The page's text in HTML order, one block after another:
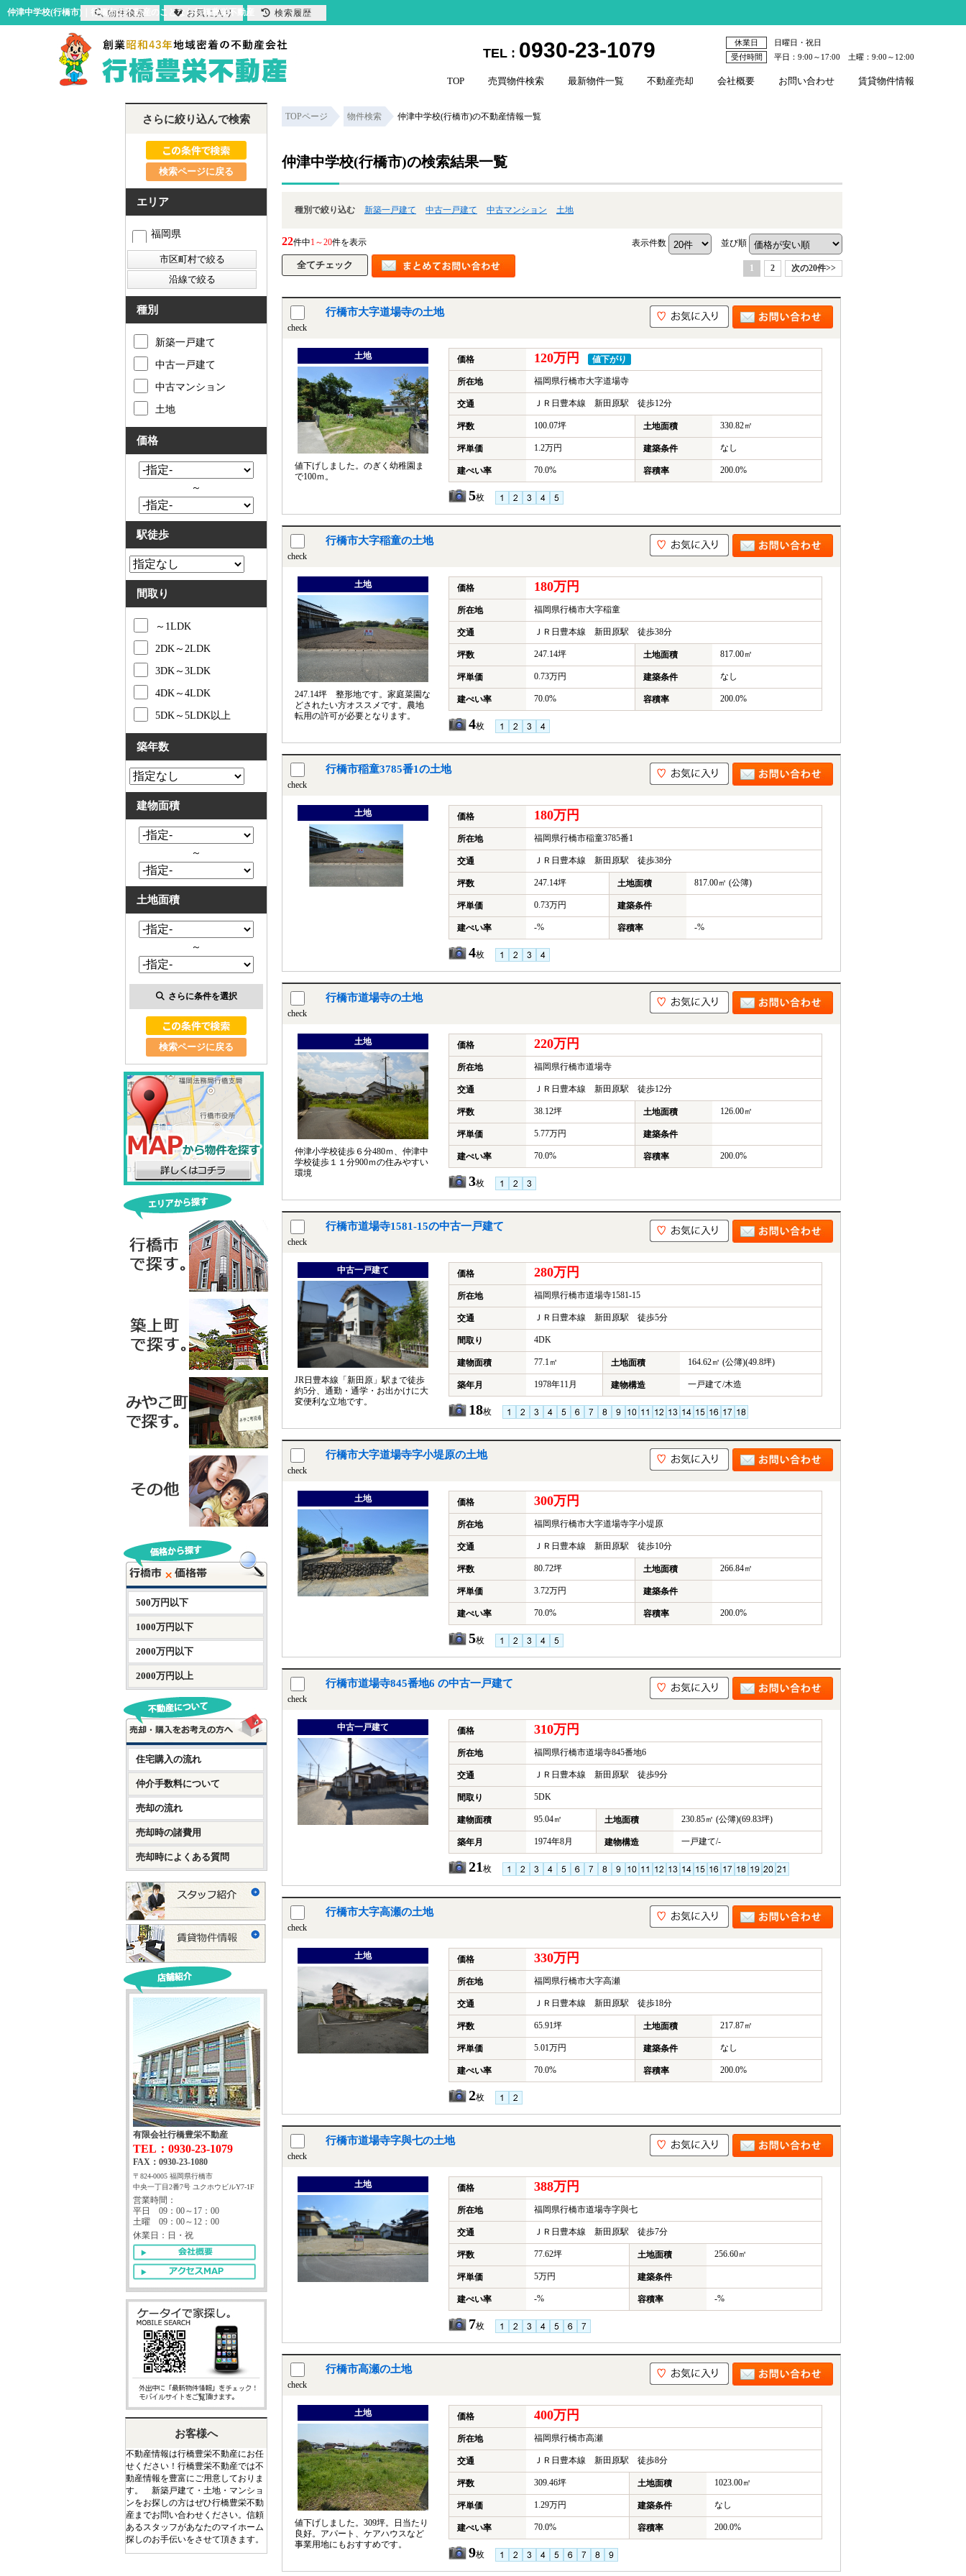
仲津中学校(行橋市)｜行橋市の不動産のことなら行橋豊栄不動産
TEL : 0930-23-1079 休業日
日曜日・祝日
受付時間
平日：9:00～17:00 土曜：9:00～12:00
TOP 売買物件検索 最新物件一覧 不動産売却 会社概要 お問い合わせ 賃貸物件情報
TOPページ 物件検索 仲津中学校(行橋市)の不動産情報一覧
仲津中学校(行橋市)の検索結果一覧
種別で絞り込む 新築一戸建て 中古一戸建て 中古マンション 土地
22件中1～20件を表示 表示件数 並び順
1 2 次の20件>>
check
行橋市大字道場寺の土地
土地
値下げしました。のぎく幼稚園ま
で100ｍ。
価格 120万円 値下がり
所在地 福岡県行橋市大字道場寺
交通 ＪＲ日豊本線 新田原駅 徒歩12分
坪数 100.07坪 土地面積 330.82㎡
坪単価 1.2万円 建築条件 なし
建ぺい率 70.0% 容積率 200.0%
5枚
check
行橋市大字稲童の土地
土地
247.14坪 整形地です。家庭菜園な
どされたい方オススメです。農地
転用の許可が必要となります。
価格 180万円
所在地 福岡県行橋市大字稲童
交通 ＪＲ日豊本線 新田原駅 徒歩38分
坪数 247.14坪 土地面積 817.00㎡
坪単価 0.73万円 建築条件 なし
建ぺい率 70.0% 容積率 200.0%
4枚
check
行橋市稲童3785番1の土地
土地 価格 180万円
所在地 福岡県行橋市稲童3785番1
交通 ＪＲ日豊本線 新田原駅 徒歩38分
坪数 247.14坪 土地面積 817.00㎡ (公簿)
坪単価 0.73万円 建築条件
建ぺい率 -% 容積率 -%
4枚
check
行橋市道場寺の土地
土地
仲津小学校徒歩６分480ｍ、仲津中
学校徒歩１１分900ｍの住みやすい
環境
価格 220万円
所在地 福岡県行橋市道場寺
交通 ＪＲ日豊本線 新田原駅 徒歩12分
坪数 38.12坪 土地面積 126.00㎡
坪単価 5.77万円 建築条件
建ぺい率 70.0% 容積率 200.0%
3枚
check
行橋市道場寺1581-15の中古一戸建て
中古一戸建て
JR日豊本線「新田原」駅まで徒歩
約5分、通勤・通学・お出かけに大
変便利な立地です。
価格 280万円
所在地 福岡県行橋市道場寺1581-15
交通 ＪＲ日豊本線 新田原駅 徒歩5分
間取り 4DK
建物面積 77.1㎡ 土地面積 164.62㎡ (公簿)(49.8坪)
築年月 1978年11月 建物構造 一戸建て/木造
18枚
check
行橋市大字道場寺字小堤原の土地
土地 価格 300万円
所在地 福岡県行橋市大字道場寺字小堤原
交通 ＪＲ日豊本線 新田原駅 徒歩10分
坪数 80.72坪 土地面積 266.84㎡
坪単価 3.72万円 建築条件
建ぺい率 70.0% 容積率 200.0%
5枚
check
行橋市道場寺845番地6 の中古一戸建て
中古一戸建て 価格 310万円
所在地 福岡県行橋市道場寺845番地6
交通 ＪＲ日豊本線 新田原駅 徒歩9分
間取り 5DK
建物面積 95.04㎡ 土地面積 230.85㎡ (公簿)(69.83坪)
築年月 1974年8月 建物構造 一戸建て/-
21 枚
check
行橋市大字高瀬の土地
土地 価格 330万円
所在地 福岡県行橋市大字高瀬
交通 ＪＲ日豊本線 新田原駅 徒歩18分
坪数 65.91坪 土地面積 217.87㎡
坪単価 5.01万円 建築条件 なし
建ぺい率 70.0% 容積率 200.0%
2枚
check
行橋市道場寺字與七の土地
土地 価格 388万円
所在地 福岡県行橋市道場寺字與七
交通 ＪＲ日豊本線 新田原駅 徒歩7分
坪数 77.62坪 土地面積 256.60㎡
坪単価 5万円 建築条件
建ぺい率 -% 容積率 -%
7枚
check
行橋市高瀬の土地
土地
値下げしました。309坪。日当たり
良好。アパート、ケアハウスなど
事業用地にもおすすめです。
価格 400万円
所在地 福岡県行橋市高瀬
交通 ＪＲ日豊本線 新田原駅 徒歩8分
坪数 309.46坪 土地面積 1023.00㎡
坪単価 1.29万円 建築条件 なし
建ぺい率 70.0% 容積率 200.0%
9枚
さらに絞り込んで検索
検索ページに戻る
エリア
福岡県
種別
新築一戸建て
中古一戸建て
中古マンション
土地
価格
～
駅徒歩
間取り
～1LDK
2DK～2LDK
3DK～3LDK
4DK～4LDK
5DK～5LDK以上
築年数
建物面積
～
土地面積
～
さらに条件を選択
検索ページに戻る
500万円以下
1000万円以下
2000万円以下
2000万円以上
住宅購入の流れ
仲介手数料について
売却の流れ
売却時の諸費用
売却時によくある質問
有限会社行橋豊栄不動産
TEL：0930-23-1079
FAX：0930-23-1080
〒824-0005 福岡県行橋市
中央一丁目2番7号 ユクホウビルY7-1F
営業時間：
平日 09：00～17：00
土曜 09：00～12：00
休業日：日・祝
お客様へ
不動産情報は行橋豊栄不動産にお任
せください！行橋豊栄不動産では不
動産情報を豊富にご用意しておりま
す。 新築戸建て・土地・マンショ
ンをお探しの方はぜひ行橋豊栄不動
産までお問い合わせください。信頼
あるスタッフがあなたのマイホーム
探しのお手伝いをさせて頂きます。
物件検索 お気に入り 検索履歴